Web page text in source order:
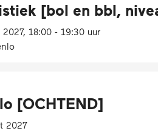
[bol en bbl,
18:00 - 19:30 uur
[OCHTEND]
2027